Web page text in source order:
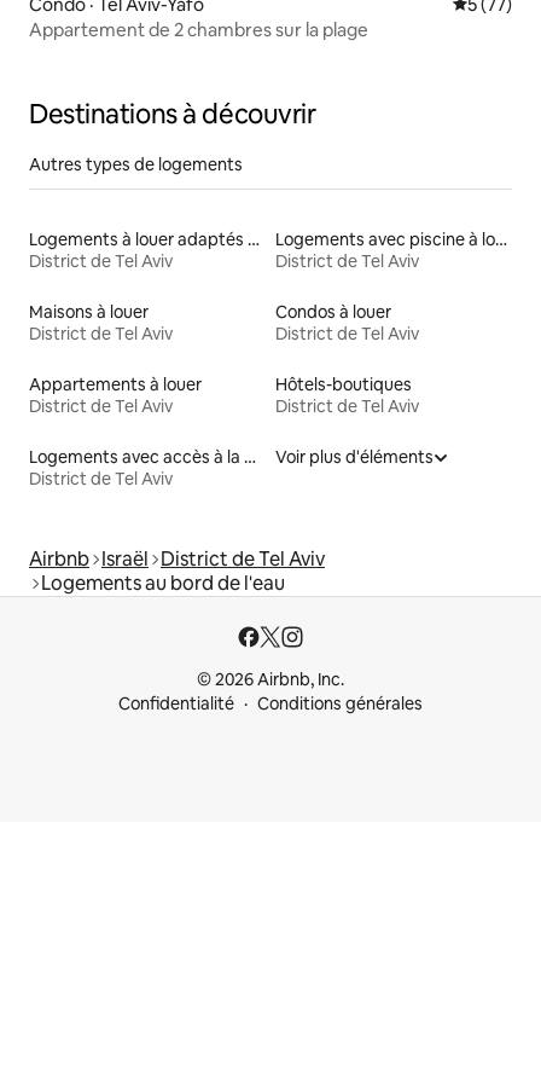
Appartement de 2 chambres sur la plage
Destinations à découvrir
Autres types de logements
Logements à louer adaptés aux animaux
District de Tel Aviv
Logements avec piscine à louer
District de Tel Aviv
Maisons à louer
District de Tel Aviv
Condos à louer
District de Tel Aviv
Appartements à louer
District de Tel Aviv
Hôtels-boutiques
District de Tel Aviv
Logements avec accès à la plage
District de Tel Aviv
Voir plus d'éléments
Airbnb Israël District de Tel Aviv
Logements au bord de l'eau
© 2026 Airbnb, Inc.
Confidentialité
Conditions générales